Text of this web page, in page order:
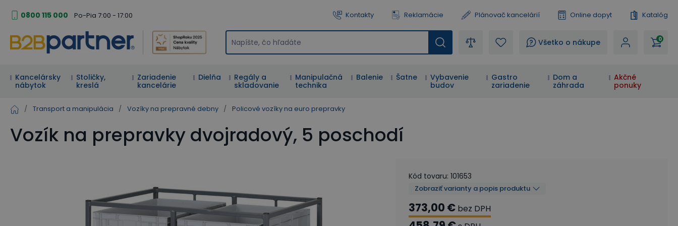
0800 115 000 Po-Pia 7:00 - 17:00 Kontakty Reklamácie Plánovač kancelárií Online dopyt Katalóg
? Všetko o nákupe 0
Kancelársky
nábytok
Stoličky,
kreslá
Zariadenie
kancelárie
Dielňa
Regály a
skladovanie
Manipulačná
technika
Balenie Šatne
Vybavenie
budov
Gastro
zariadenie
Dom a
záhrada
Akčné
ponuky
/ Transport a manipulácia / Vozíky na prepravné debny / Policové vozíky na euro prepravky
Vozík na prepravky dvojradový, 5 poschodí
Kód tovaru: 101653
Zobraziť varianty a popis produktu
373,00 € bez DPH